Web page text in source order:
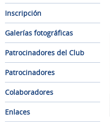
Inscripción
Galerías fotográficas
Patrocinadores del Club
Patrocinadores
Colaboradores
Enlaces